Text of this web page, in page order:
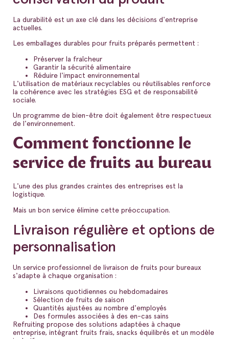
La durabilité est un axe clé dans les décisions d'entreprise
actuelles.
Les emballages durables pour fruits préparés permettent :
Préserver la fraîcheur
Garantir la sécurité alimentaire
Réduire l'impact environnemental
L'utilisation de matériaux recyclables ou réutilisables renforce
la cohérence avec les stratégies ESG et de responsabilité
sociale.
Un programme de bien-être doit également être respectueux
de l'environnement.
Comment fonctionne le
service de fruits au bureau
L'une des plus grandes craintes des entreprises est la
logistique.
Mais un bon service élimine cette préoccupation.
Livraison régulière et options de
personnalisation
Un service professionnel de livraison de fruits pour bureaux
s'adapte à chaque organisation :
Livraisons quotidiennes ou hebdomadaires
Sélection de fruits de saison
Quantités ajustées au nombre d'employés
Des formules associées à des en-cas sains
Refruiting propose des solutions adaptées à chaque
entreprise, intégrant fruits frais, snacks équilibrés et un modèle